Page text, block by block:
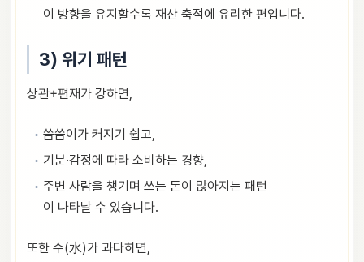
이 방향을 유지할수록 재산 축적에 유리한 편입니다.
3) 위기 패턴
상관+편재가 강하면,
씀씀이가 커지기 쉽고,
기분·감정에 따라 소비하는 경향,
주변 사람을 챙기며 쓰는 돈이 많아지는 패턴
이 나타날 수 있습니다.
또한 수(水)가 과다하면,